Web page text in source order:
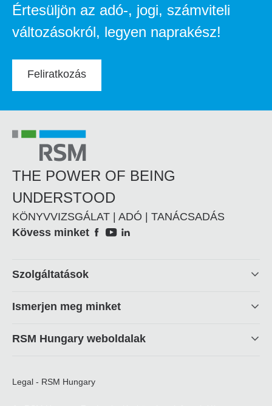
Értesüljön az adó-, jogi, számviteli
változásokról, legyen naprakész!
Feliratkozás
THE POWER OF BEING
UNDERSTOOD
KÖNYVVIZSGÁLAT | ADÓ | TANÁCSADÁS
Social
Kövess minket
Footer
Szolgáltatások
Ismerjen meg minket
RSM Hungary weboldalak
Legal - RSM Hungary